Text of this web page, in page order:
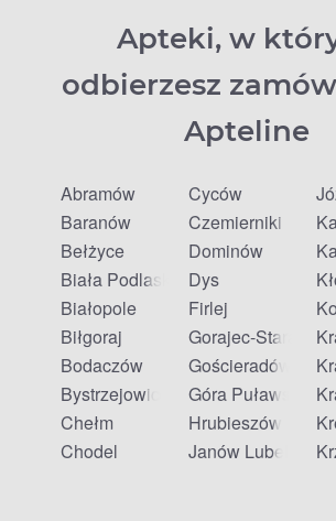
Apteki, w
odbierzesz
Apteline
Abramów
Baranów
Bełżyce
Biała Podlaska
Białopole
Biłgoraj
Bodaczów
Bystrzejowice Pierwsze
Chełm
Chodel
Cyców
Czemierniki
Dominów
Dys
Firlej
Gorajec-Stara
Gościeradów
Góra Puławska
Hrubieszów
Janów Lubelski